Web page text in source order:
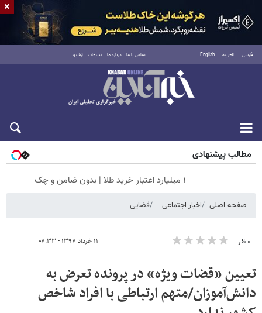
فارسی العربية English تماس با ما درباره ما تبلیغات آرشیو
جمعه ۱۶ مرداد ۱۴۰۵
مطالب پیشنهادی
۱ میلیارد اعتبار خرید طلا | بدون ضامن و چک
صفحه اصلی اخبار اجتماعی قضایی
۰ نفر ۱۱ خرداد ۱۳۹۷ - ۰۷:۳۳
تعیین «قضات ویژه» در پرونده تعرض به
دانش‌آموزان/متهم ارتباطی با افراد شاخص
×